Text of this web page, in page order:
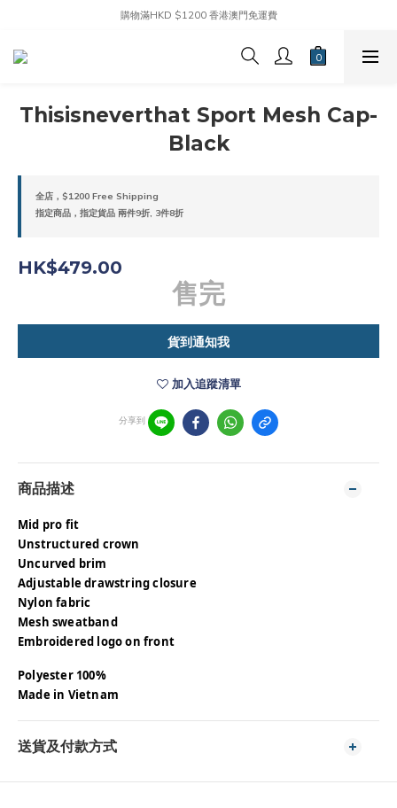
購物滿HKD $1200 香港澳門免運費
Thisisneverthat Sport Mesh Cap-
Black
全店，$1200 Free Shipping
指定商品，指定貨品 兩件9折, 3件8折
HK$479.00
售完
貨到通知我
加入追蹤清單
分享到
商品描述
Mid pro fit
Unstructured crown
Uncurved brim
Adjustable drawstring closure
Nylon fabric
Mesh sweatband
Embroidered logo on front
Polyester 100%
Made in Vietnam
送貨及付款方式